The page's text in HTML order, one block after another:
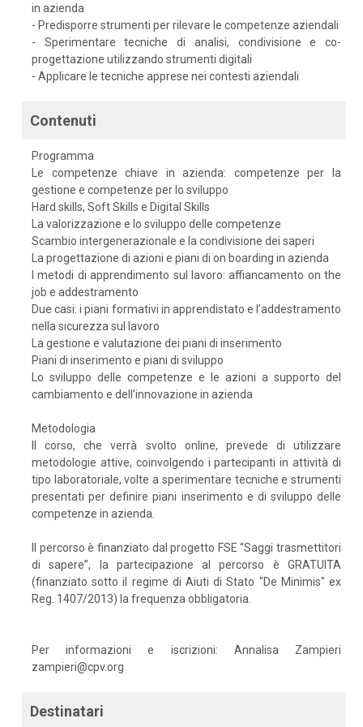
in azienda
- Predisporre strumenti per rilevare le competenze aziendali
- Sperimentare tecniche di analisi, condivisione e co-
progettazione utilizzando strumenti digitali
- Applicare le tecniche apprese nei contesti aziendali
Contenuti
Programma
Le competenze chiave in azienda: competenze per la
gestione e competenze per lo sviluppo
Hard skills, Soft Skills e Digital Skills
La valorizzazione e lo sviluppo delle competenze
Scambio intergenerazionale e la condivisione dei saperi
La progettazione di azioni e piani di on boarding in azienda
I metodi di apprendimento sul lavoro: affiancamento on the
job e addestramento
Due casi: i piani formativi in apprendistato e l’addestramento
nella sicurezza sul lavoro
La gestione e valutazione dei piani di inserimento
Piani di inserimento e piani di sviluppo
Lo sviluppo delle competenze e le azioni a supporto del
cambiamento e dell’innovazione in azienda
Metodologia
Il corso, che verrà svolto online, prevede di utilizzare
metodologie attive, coinvolgendo i partecipanti in attività di
tipo laboratoriale, volte a sperimentare tecniche e strumenti
presentati per definire piani inserimento e di sviluppo delle
competenze in azienda.
Il percorso è finanziato dal progetto FSE “Saggi trasmettitori
di sapere”, la partecipazione al percorso è GRATUITA
(finanziato sotto il regime di Aiuti di Stato "De Minimis" ex
Reg. 1407/2013) la frequenza obbligatoria.
Per informazioni e iscrizioni: Annalisa Zampieri
zampieri@cpv.org
Destinatari